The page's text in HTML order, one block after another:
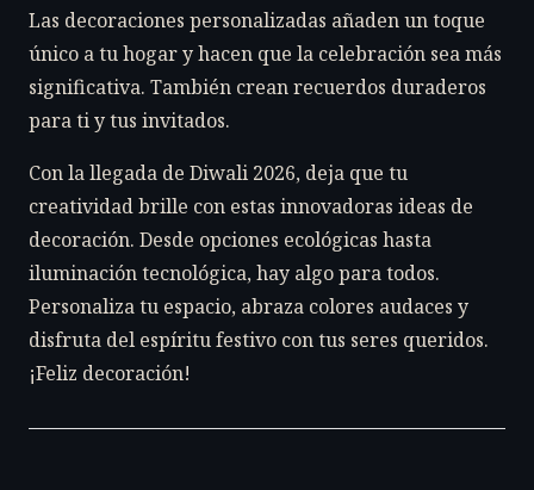
Las decoraciones personalizadas añaden un toque
único a tu hogar y hacen que la celebración sea más
significativa. También crean recuerdos duraderos
para ti y tus invitados.
Con la llegada de Diwali 2026, deja que tu
creatividad brille con estas innovadoras ideas de
decoración. Desde opciones ecológicas hasta
iluminación tecnológica, hay algo para todos.
Personaliza tu espacio, abraza colores audaces y
disfruta del espíritu festivo con tus seres queridos.
¡Feliz decoración!